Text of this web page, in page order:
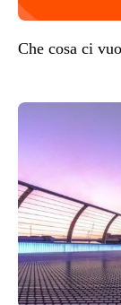
Che cosa ci